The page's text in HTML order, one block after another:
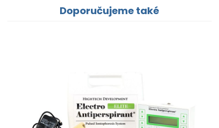
Doporučujeme také